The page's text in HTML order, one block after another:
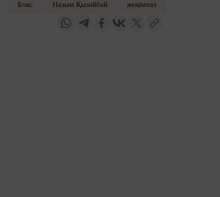
Бокс Назым Қызайбай жеңімпаз